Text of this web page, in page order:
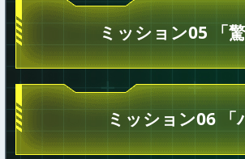
ミッション05 「
ミッション06